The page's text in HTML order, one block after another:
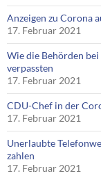
Anzeigen zu Corona
17. Februar 2021
Wie die Behörden
verpassten
17. Februar 2021
CDU-Chef in der
17. Februar 2021
Unerlaubte
zahlen
17. Februar 2021